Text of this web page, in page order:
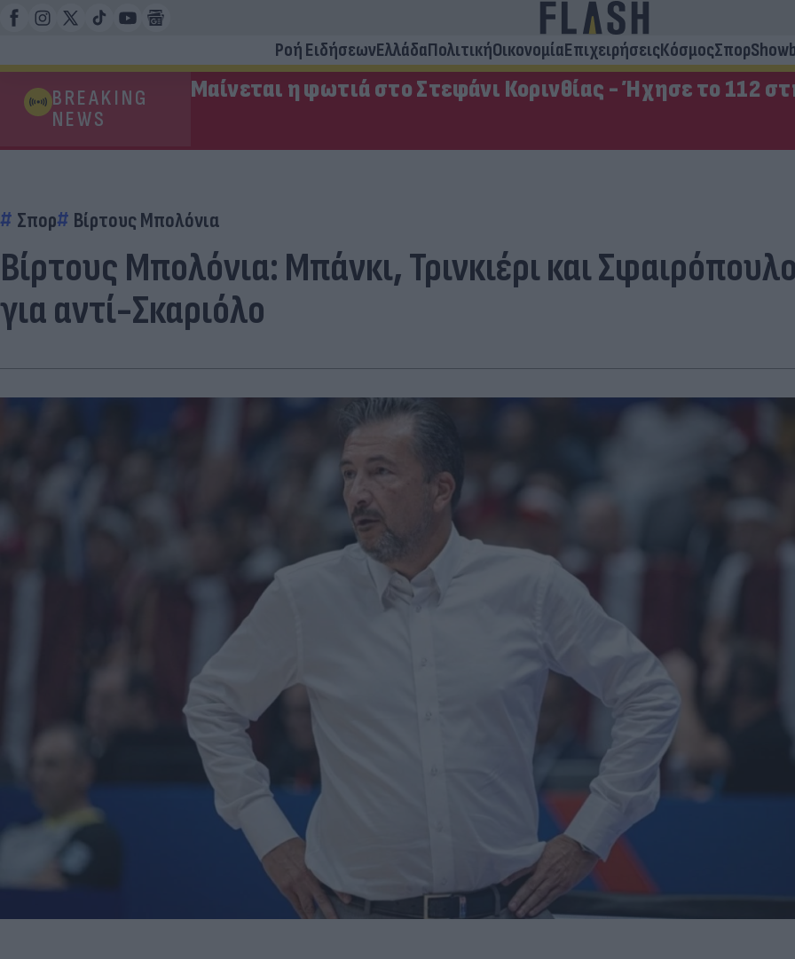
Ροή ΕιδήσεωνΕλλάδαΠολιτικήΟικονομίαΕπιχειρήσειςΚόσμοςΣπορ
BREAKING
NEWS
Μαίνεται η φωτιά στο Στεφάνι Κορινθίας - Ήχησε το 112
Σπορ Βίρτους Μπολόνια
Βίρτους Μπολόνια: Μπάνκι, Τρινκιέρι και
για αντί-Σκαριόλο